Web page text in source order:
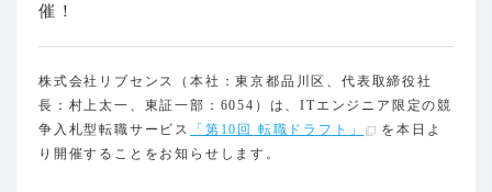
催！
株式会社リブセンス（本社：東京都品川区、代表取締役社
長：村上太一、東証一部：6054）は、ITエンジニア限定の競
争入札型転職サービス
「第10回 転職ドラフト」
を本日よ
り開催することをお知らせします。